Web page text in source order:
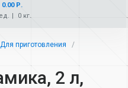
Р.
0 кг.
Для приготовления
2 л,